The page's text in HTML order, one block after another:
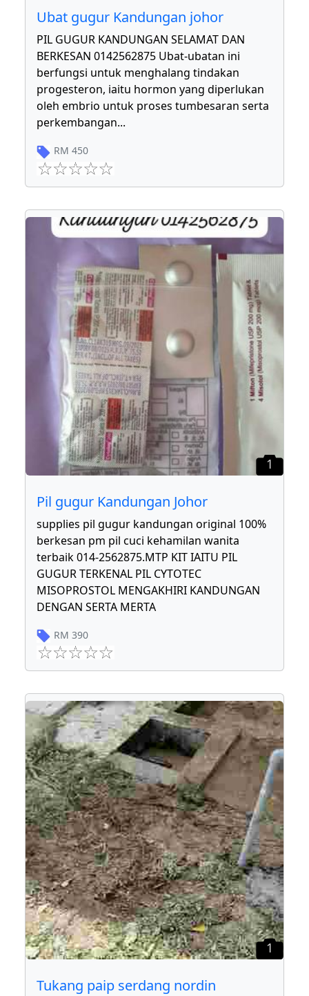
Ubat gugur Kandungan johor
PIL GUGUR KANDUNGAN SELAMAT DAN
BERKESAN 0142562875 Ubat-ubatan ini
berfungsi untuk menghalang tindakan
progesteron, iaitu hormon yang diperlukan
oleh embrio untuk proses tumbesaran serta
perkembangan...
RM 450
1
Pil gugur Kandungan Johor
supplies pil gugur kandungan original 100%
berkesan pm pil cuci kehamilan wanita
terbaik 014-2562875.MTP KIT IAITU PIL
GUGUR TERKENAL PIL CYTOTEC
MISOPROSTOL MENGAKHIRI KANDUNGAN
DENGAN SERTA MERTA
RM 390
1
Tukang paip serdang nordin